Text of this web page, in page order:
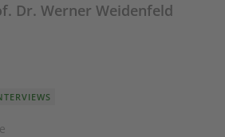
Dr. Werner Weidenfeld